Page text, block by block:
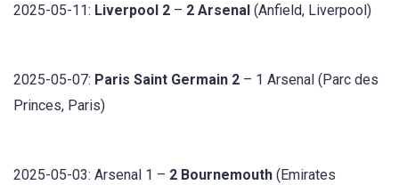
2025-05-11: Liverpool 2 – 2 Arsenal (Anfield, Liverpool)
2025-05-07: Paris Saint Germain 2 – 1 Arsenal (Parc des
Princes, Paris)
2025-05-03: Arsenal 1 – 2 Bournemouth (Emirates